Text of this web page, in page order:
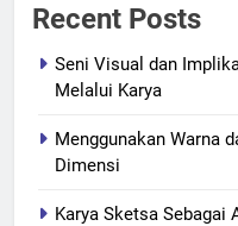
Recent Posts
Seni Visual dan
Melalui Karya
Menggunakan Warna
Dimensi
Karya Sketsa Sebagai